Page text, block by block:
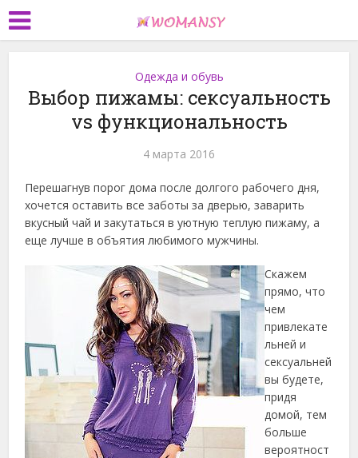
Одежда и обувь
Выбор пижамы: сексуальность
vs функциональность
4 марта 2016
Перешагнув порог дома после долгого рабочего дня,
хочется оставить все заботы за дверью, заварить
вкусный чай и закутаться в уютную теплую пижаму, а
еще лучше в объятия любимого мужчины.
Скажем
прямо, что
чем
привлекате
льней и
сексуальней
вы будете,
придя
домой, тем
больше
вероятност